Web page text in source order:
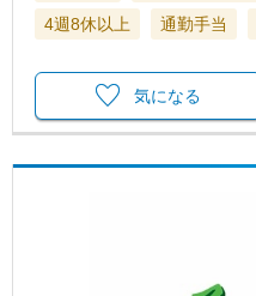
4週8休以上
通勤手当
気になる